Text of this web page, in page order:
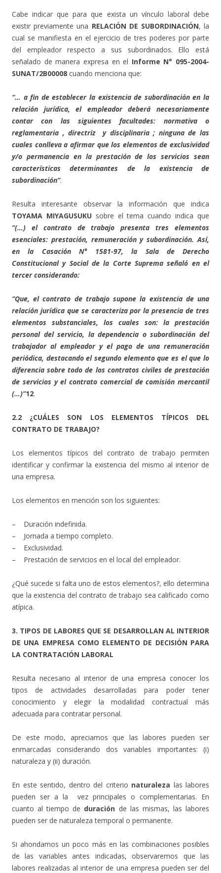
Cabe indicar que para que exista un vínculo laboral debe
existir previamente una RELACIÓN DE SUBORDINACIÓN, la
cual se manifiesta en el ejercicio de tres poderes por parte
del empleador respecto a sus subordinados. Ello está
señalado de manera expresa en el Informe N° 095-2004-
SUNAT/2B00008 cuando menciona que:
“… a fin de establecer la existencia de subordinación en la
relación jurídica, el empleador deberá necesariamente
contar con las siguientes facultades: normativa o
reglamentaria , directriz y disciplinaria ; ninguna de las
cuales conlleva a afirmar que los elementos de exclusividad
y/o permanencia en la prestación de los servicios sean
características determinantes de la existencia de
subordinación”.
Resulta interesante observar la información que indica
TOYAMA MIYAGUSUKUsobre el tema cuando indica que
“(…) el contrato de trabajo presenta tres elementos
esenciales: prestación, remuneración y subordinación. Así,
en la Casación N° 1581-97, la Sala de Derecho
Constitucional y Social de la Corte Suprema señaló en el
tercer considerando:
“Que, el contrato de trabajo supone la existencia de una
relación jurídica que se caracteriza por la presencia de tres
elementos substanciales, los cuales son: la prestación
personal del servicio, la dependencia o subordinación del
trabajador al empleador y el pago de una remuneración
periódica, destacando el segundo elemento que es el que lo
diferencia sobre todo de los contratos civiles de prestación
de servicios y el contrato comercial de comisión mercantil
(…)”12.
2.2 ¿CUÁLES SON LOS ELEMENTOS TÍPICOS DEL
CONTRATO DE TRABAJO?
Los elementos típicos del contrato de trabajo permiten
identificar y confirmar la existencia del mismo al interior de
una empresa.
Los elementos en mención son los siguientes:
– Duración indefinida.
– Jornada a tiempo completo.
– Exclusividad.
– Prestación de servicios en el local del empleador.
¿Qué sucede si falta uno de estos elementos?, ello determina
que la existencia del contrato de trabajo sea calificado como
atípica.
3. TIPOS DE LABORES QUE SE DESARROLLAN AL INTERIOR
DE UNA EMPRESA COMO ELEMENTO DE DECISIÓN PARA
LA CONTRATACIÓN LABORAL
Resulta necesario al interior de una empresa conocer los
tipos de actividades desarrolladas para poder tener
conocimiento y elegir la modalidad contractual más
adecuada para contratar personal.
De este modo, apreciamos que las labores pueden ser
enmarcadas considerando dos variables importantes: (i)
naturaleza y (ii) duración.
En este sentido, dentro del criterio naturaleza las labores
pueden ser a la vez principales o complementarias. En
cuanto al tiempo de duración de las mismas, las labores
pueden ser de naturaleza temporal o permanente.
Si ahondamos un poco más en las combinaciones posibles
de las variables antes indicadas, observaremos que las
labores realizadas al interior de una empresa pueden ser del